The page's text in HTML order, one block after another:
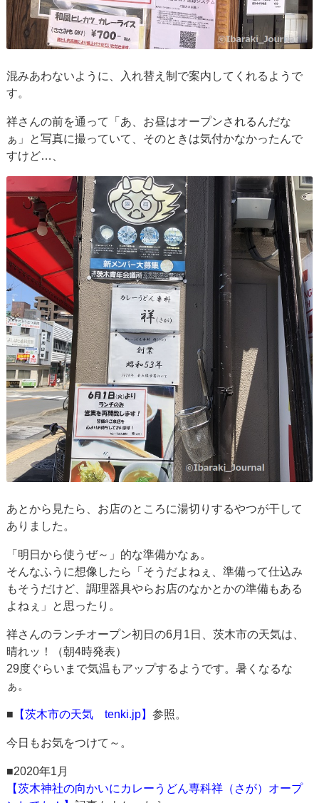
混みあわないように、入れ替え制で案内してくれるようで
す。
祥さんの前を通って「あ、お昼はオープンされるんだな
ぁ」と写真に撮っていて、そのときは気付かなかったんで
すけど…、
あとから見たら、お店のところに湯切りするやつが干して
ありました。
「明日から使うぜ～」的な準備かなぁ。
そんなふうに想像したら「そうだよねぇ、準備って仕込み
もそうだけど、調理器具やらお店のなかとかの準備もある
よねぇ」と思ったり。
祥さんのランチオープン初日の6月1日、茨木市の天気は、
晴れッ！（朝4時発表）
29度ぐらいまで気温もアップするようです。暑くなるな
ぁ。
■ 【茨木市の天気 tenki.jp】参照。
今日もお気をつけて～。
■2020年1月
【茨木神社の向かいにカレーうどん専科祥（さが）オープ